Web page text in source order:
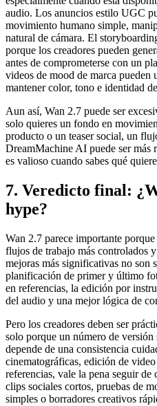
audio. Los anuncios estilo UGC
movimiento humano simple,
natural de cámara. El
porque los creadores pueden
antes de comprometerse con un
videos de mood de marca pueden
mantener color, tono e identidad
Aun así, Wan 2.7 puede ser
solo quieres un fondo en
producto o un teaser social, un
DreamMachine AI puede ser más
es valioso cuando sabes qué
7. Veredicto final:
hype?
Wan 2.7 parece importante
flujos de trabajo más controlados
mejoras más significativas no son
planificación de primer y último
en referencias, la edición por
del audio y una mejor lógica de
Pero los creadores deben ser
solo porque un número de
depende de una consistencia
cinematográficas, edición de
referencias, vale la pena seguir de
clips sociales cortos, pruebas de
simples o borradores creativos